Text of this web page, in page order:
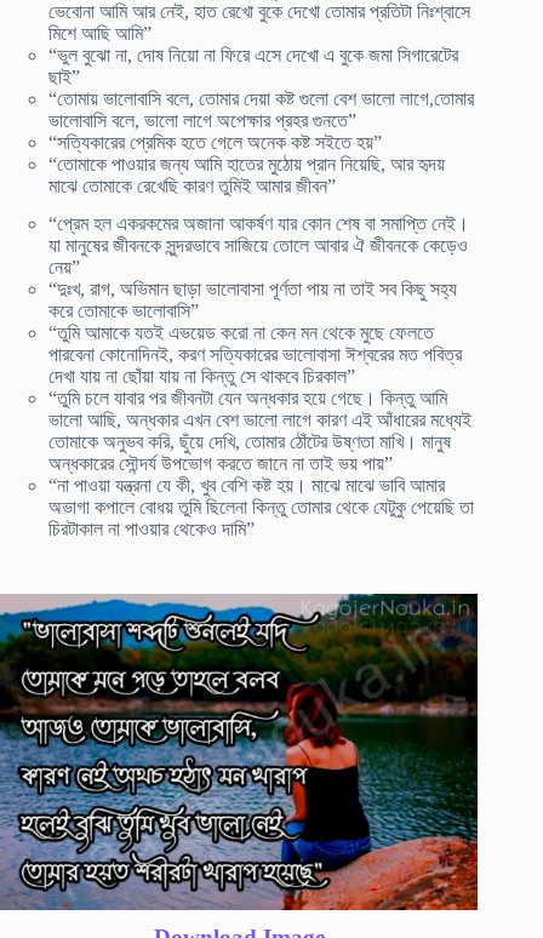
ভেবোনা আমি আর নেই, হাত রেখো বুকে দেখো তোমার প্রতিটা নিঃশ্বাসে
মিশে আছি আমি”
“ভুল বুঝো না, দোষ নিয়ো না ফিরে এসে দেখো এ বুকে জমা সিগারেটের
ছাই”
“তোমায় ভালোবাসি বলে, তোমার দেয়া কষ্ট গুলো বেশ ভালো লাগে,তোমার
ভালোবাসি বলে, ভালো লাগে অপেক্ষার প্রহর গুনতে”
“সত্যিকারের প্রেমিক হতে গেলে অনেক কষ্ট স‌ইতে হয়”
“তোমাকে পাওয়ার জন্য আমি হাতের মুঠোয় প্রান নিয়েছি, আর হৃদয়
মাঝে তোমাকে রেখেছি কারণ তুমিই আমার জীবন”
“প্রেম হল একরকমের অজানা আকর্ষণ যার কোন শেষ বা সমাপ্তি নেই।
যা মানুষের জীবনকে সুন্দরভাবে সাজিয়ে তোলে আবার ঐ জীবনকে কেড়েও
নেয়”
“দুঃখ, রাগ, অভিমান ছাড়া ভালোবাসা পূর্ণতা পায় না তাই সব কিছু সহ্য
করে তোমাকে ভালোবাসি”
“তুমি আমাকে যত‌ই এভয়েড করো না কেন মন থেকে মুছে ফেলতে
পারবেনা কোনোদিনই, করণ সত্যিকারের ভালোবাসা ঈশ্বরের মত পবিত্র
দেখা যায় না ছোঁয়া যায় না কিন্তু সে থাকবে চিরকাল”
“তুমি চলে যাবার পর জীবনটা যেন অন্ধকার হয়ে গেছে। কিন্তু আমি
ভালো আছি, অন্ধকার এখন বেশ ভালো লাগে কারণ এই আঁধারের মধ্যেই
তোমাকে অনুভব করি, ছুঁয়ে দেখি, তোমার ঠোঁটের উষ্ণতা মাখি। মানুষ
অন্ধকারের সৌন্দর্য উপভোগ করতে জানে না তাই ভয় পায়”
“না পাওয়া যন্ত্রনা যে কী, খুব বেশি কষ্ট হয়। মাঝে মাঝে ভাবি আমার
অভাগা কপালে বোধয় তুমি ছিলেনা কিন্তু তোমার থেকে যেটুকু পেয়েছি তা
চিরটাকাল না পাওয়ার থেকেও দামি”